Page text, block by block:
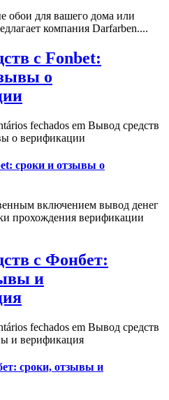
обои для вашего дома или
компания Darfarben....
с Fonbet:
о
fechados em Вывод средств
о верификации
сроки и отзывы о
включением вывод денег
прохождения верификации
с Фонбет:
и
fechados em Вывод средств
и верификация
сроки, отзывы и